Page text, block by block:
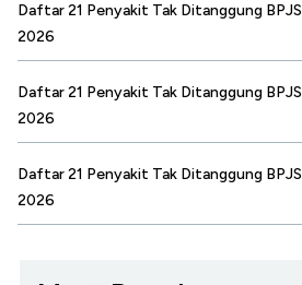
Daftar 21 Penyakit Tak Ditanggung
2026
Daftar 21 Penyakit Tak Ditanggung
2026
Daftar 21 Penyakit Tak Ditanggung
2026